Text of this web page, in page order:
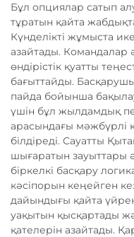
Бұл опциялар сатып
тұратын қайта
Күнделікті жұмыста
азайтады. Командалар
өндірістік қуатты
бағыттайды.
пайда бойынша
үшін бұл жылдамдық
арасындағы мәжбүрлі
білдіреді. Сауатты
шығаратын зауыттары
біркелкі басқару
кәсіпорын кеңейген
дайындығы қайта
уақытын қысқартады
қателерін азайтады.